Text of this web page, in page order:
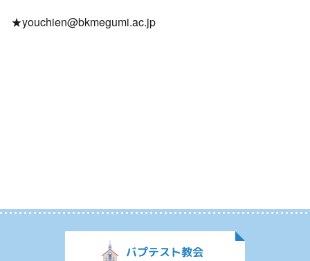
★youchien@bkmegumi.ac.jp
バプテスト教会